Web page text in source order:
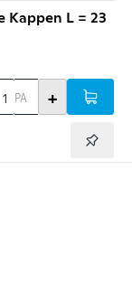
Kappen L = 23
PA +